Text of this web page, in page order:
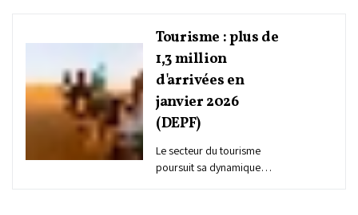
Tourisme : plus de
1,3 million
d'arrivées en
janvier 2026
(DEPF)
Le secteur du tourisme
poursuit sa dynamique